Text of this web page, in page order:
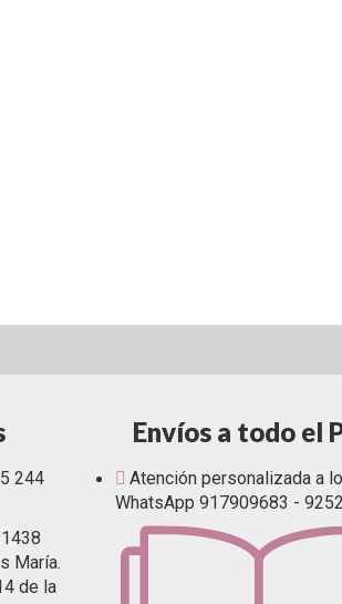
244
María.
de la
Envíos a todo el
Atención personalizada a
WhatsApp 917909683 -